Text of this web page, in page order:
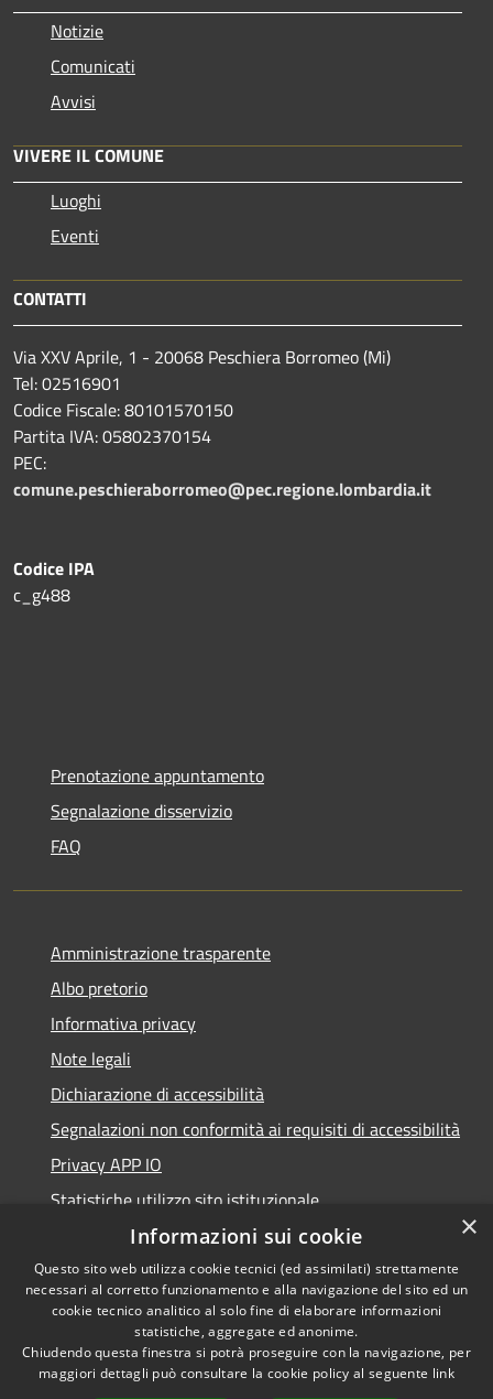
Notizie
Comunicati
Avvisi
VIVERE IL COMUNE
Luoghi
Eventi
CONTATTI
Via XXV Aprile, 1 - 20068 Peschiera Borromeo (Mi)
Tel: 02516901
Codice Fiscale: 80101570150
Partita IVA: 05802370154
PEC:
comune.peschieraborromeo@pec.regione.lombardia.it
Codice IPA
c_g488
Prenotazione appuntamento
Segnalazione disservizio
FAQ
Amministrazione trasparente
Albo pretorio
Informativa privacy
Note legali
Dichiarazione di accessibilità
Segnalazioni non conformità ai requisiti di accessibilità
Privacy APP IO
Statistiche utilizzo sito istituzionale
Qualità dei Servizi Comunali
RSS
Accessibilità
Copyright © 2023 •
Città di Peschiera
×
Informazioni sui cookie
Questo sito web utilizza cookie tecnici (ed assimilati) strettamente
necessari al corretto funzionamento e alla navigazione del sito ed un
cookie tecnico analitico al solo fine di elaborare informazioni
statistiche, aggregate ed anonime.
Chiudendo questa finestra si potrà proseguire con la navigazione, per
maggiori dettagli può consultare la cookie policy al seguente link